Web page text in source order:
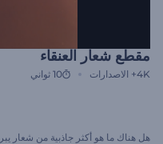
مقطع شعار العنقاء
4K+ الاصدارات 10 ثواني
هل هناك ما هو أكثر جاذبية من شعار